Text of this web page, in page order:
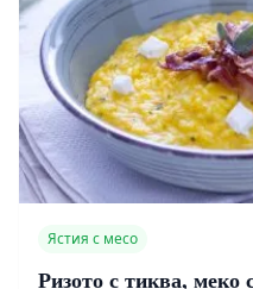
Ястия с месо
Ризото с тиква, меко